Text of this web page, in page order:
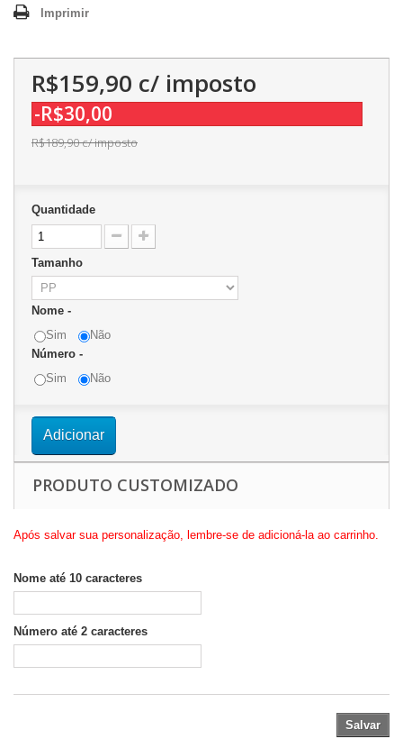
Imprimir
R$159,90 c/ imposto
-R$30,00
R$189,90c/ imposto
Quantidade
Tamanho
Nome -
Sim
Não
Número -
Sim
Não
Adicionar
PRODUTO CUSTOMIZADO
Após salvar sua personalização, lembre-se de adicioná-la ao carrinho.
Nome até 10 caracteres
Número até 2 caracteres
Salvar